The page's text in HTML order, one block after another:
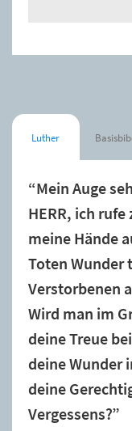
Luther
“Mein Auge
HERR, ich
meine Hände
Toten Wunder
Verstorbenen
Wird man im
deine Treue
deine Wunder
deine
Vergessens?”